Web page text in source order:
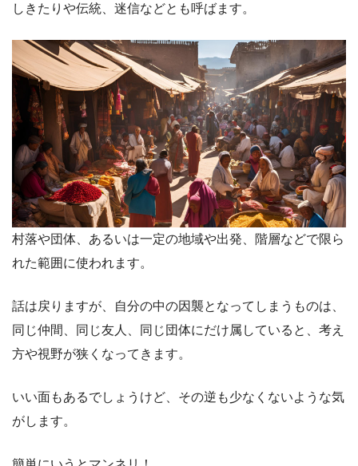
しきたりや伝統、迷信などとも呼ばます。
村落や団体、あるいは一定の地域や出発、階層などで限ら
れた範囲に使われます。
話は戻りますが、自分の中の因襲となってしまうものは、
同じ仲間、同じ友人、同じ団体にだけ属していると、考え
方や視野が狭くなってきます。
いい面もあるでしょうけど、その逆も少なくないような気
がします。